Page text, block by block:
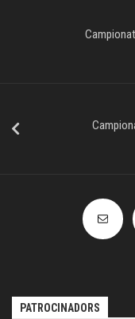
PATROCINADORS